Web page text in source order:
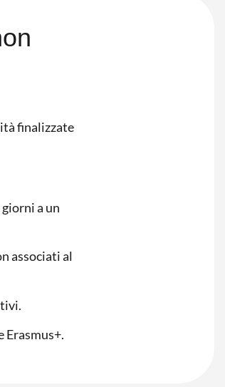
finalizzate
a un
associati al
Erasmus+.